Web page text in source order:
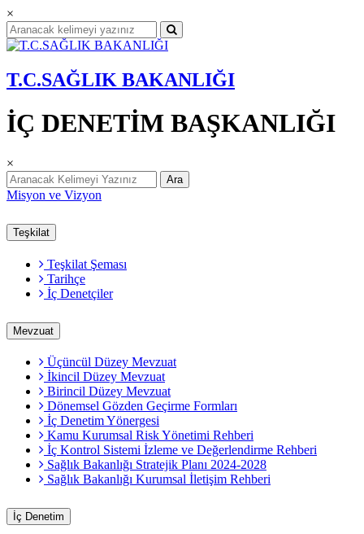
×
T.C.SAĞLIK BAKANLIĞI
İÇ DENETİM BAŞKANLIĞI
×
Ara
Misyon ve Vizyon
Teşkilat
Teşkilat Şeması
Tarihçe
İç Denetçiler
Mevzuat
Üçüncül Düzey Mevzuat
İkincil Düzey Mevzuat
Birincil Düzey Mevzuat
Dönemsel Gözden Geçirme Formları
İç Denetim Yönergesi
Kamu Kurumsal Risk Yönetimi Rehberi
İç Kontrol Sistemi İzleme ve Değerlendirme Rehberi
Sağlık Bakanlığı Stratejik Planı 2024-2028
Sağlık Bakanlığı Kurumsal İletişim Rehberi
İç Denetim